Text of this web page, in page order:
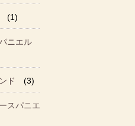
(1)
ニエル
ド (3)
スパニエ